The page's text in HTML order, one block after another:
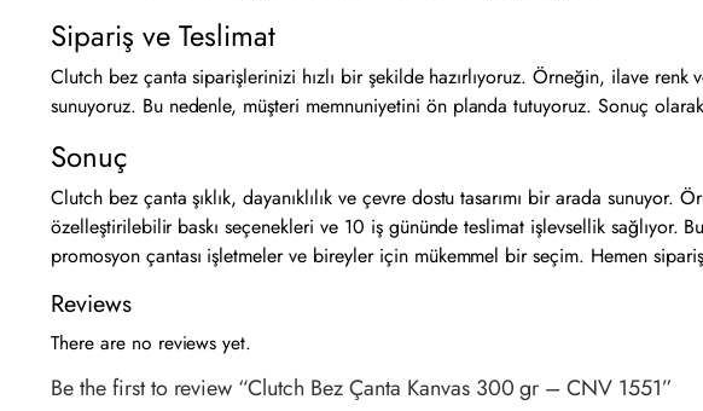
Sipariş ve Teslimat
Clutch bez çanta siparişlerinizi hızlı bir şekilde hazırlıyoruz. Örneğin, ilave
sunuyoruz. Bu nedenle, müşteri memnuniyetini ön planda tutuyoruz. Sonuç
Sonuç
Clutch bez çanta şıklık, dayanıklılık ve çevre dostu tasarımı bir arada sunuyor.
özelleştirilebilir baskı seçenekleri ve 10 iş gününde teslimat işlevsellik sağlıyor.
promosyon çantası işletmeler ve bireyler için mükemmel bir seçim. Hemen
Reviews
There are no reviews yet.
Be the first to review “Clutch Bez Çanta Kanvas 300 gr – CNV 1551”